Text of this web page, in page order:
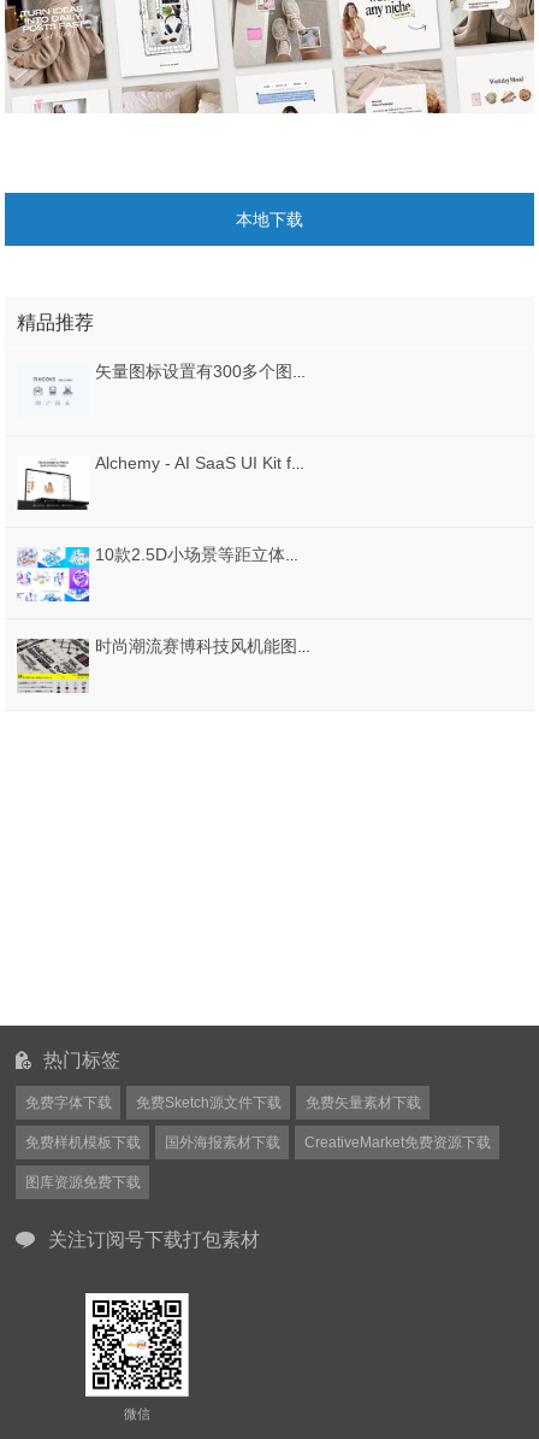
本地下载
精品推荐
热门标签
免费字体下载 免费Sketch源文件下载 免费矢量素材下载
免费样机模板下载 国外海报素材下载 CreativeMarket免费资源下载
图库资源免费下载
关注订阅号下载打包素材
微信